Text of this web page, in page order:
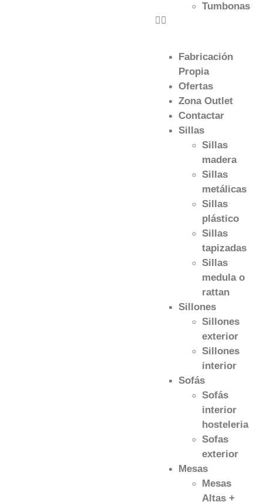
Tumbonas
Fabricación
Propia
Ofertas
Zona Outlet
Contactar
Sillas
Sillas
madera
Sillas
metálicas
Sillas
plástico
Sillas
tapizadas
Sillas
medula o
rattan
Sillones
Sillones
exterior
Sillones
interior
Sofás
Sofás
interior
hosteleria
Sofas
exterior
Mesas
Mesas
Altas +